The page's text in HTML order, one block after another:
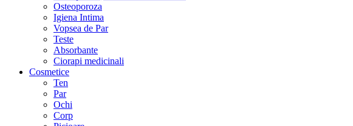
Osteoporoza
Igiena Intima
Vopsea de Par
Teste
Absorbante
Ciorapi medicinali
Cosmetice
Ten
Par
Ochi
Corp